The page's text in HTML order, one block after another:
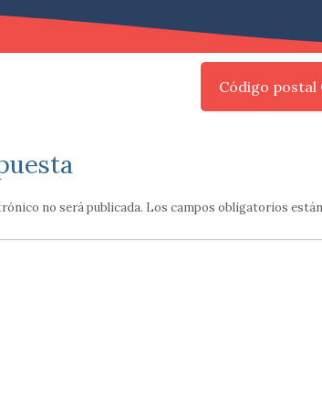
Código postal
no será publicada. Los campos obligatorios